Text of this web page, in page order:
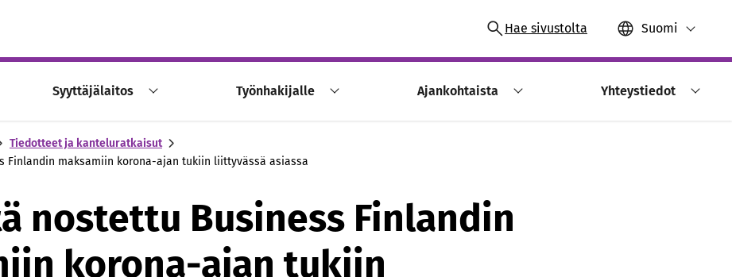
Hae sivustolta Suomi
Syyttäjälaitos Työnhakijalle Ajankohtaista Yhteystiedot
Tiedotteet ja kanteluratkaisut
Finlandin maksamiin korona-ajan tukiin liittyvässä asiassa
nostettu Business Finlandin
korona-ajan tukiin